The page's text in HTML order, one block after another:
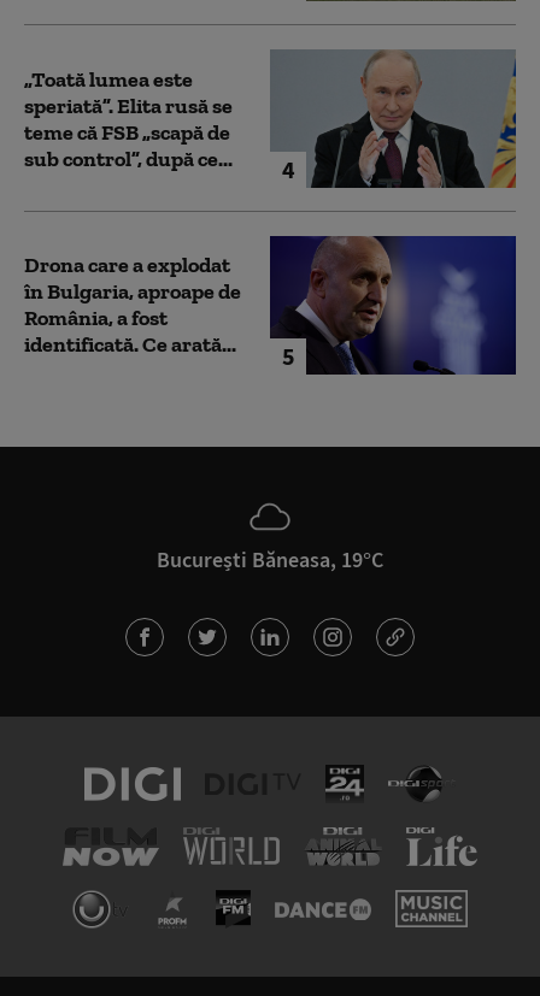
4
„Toată lumea este
speriată”. Elita rusă se
teme că FSB „scapă de
sub control”, după ce...
5
Drona care a explodat
în Bulgaria, aproape de
România, a fost
identificată. Ce arată...
București Băneasa, 19°C